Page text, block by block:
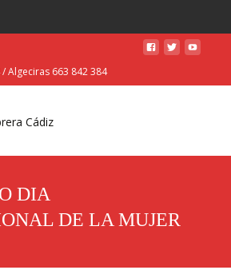
Algeciras 663 842 384
DIA
DE LA MUJER